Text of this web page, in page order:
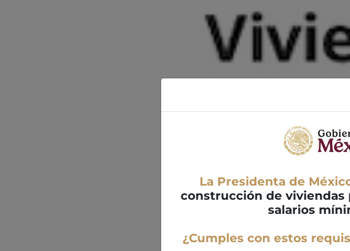
La Presidenta de
construcción de viviendas
salarios
¿Cumples con estos